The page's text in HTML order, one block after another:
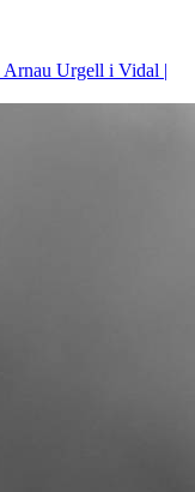
Arnau Urgell i Vidal |